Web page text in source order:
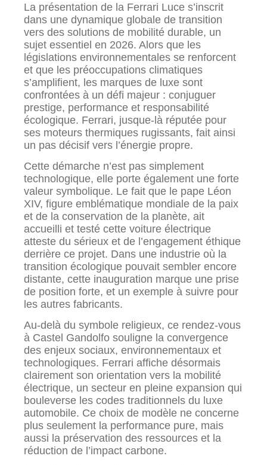
La présentation de la Ferrari Luce s’inscrit
dans une dynamique globale de transition
vers des solutions de mobilité durable, un
sujet essentiel en 2026. Alors que les
législations environnementales se renforcent
et que les préoccupations climatiques
s’amplifient, les marques de luxe sont
confrontées à un défi majeur : conjuguer
prestige, performance et responsabilité
écologique. Ferrari, jusque-là réputée pour
ses moteurs thermiques rugissants, fait ainsi
un pas décisif vers l’énergie propre.
Cette démarche n’est pas simplement
technologique, elle porte également une forte
valeur symbolique. Le fait que le pape Léon
XIV, figure emblématique mondiale de la paix
et de la conservation de la planète, ait
accueilli et testé cette voiture électrique
atteste du sérieux et de l’engagement éthique
derrière ce projet. Dans une industrie où la
transition écologique pouvait sembler encore
distante, cette inauguration marque une prise
de position forte, et un exemple à suivre pour
les autres fabricants.
Au-delà du symbole religieux, ce rendez-vous
à Castel Gandolfo souligne la convergence
des enjeux sociaux, environnementaux et
technologiques. Ferrari affiche désormais
clairement son orientation vers la mobilité
électrique, un secteur en pleine expansion qui
bouleverse les codes traditionnels du luxe
automobile. Ce choix de modèle ne concerne
plus seulement la performance pure, mais
aussi la préservation des ressources et la
réduction de l’impact carbone.